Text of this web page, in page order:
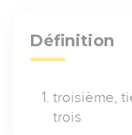
Définition
troisième,
trois